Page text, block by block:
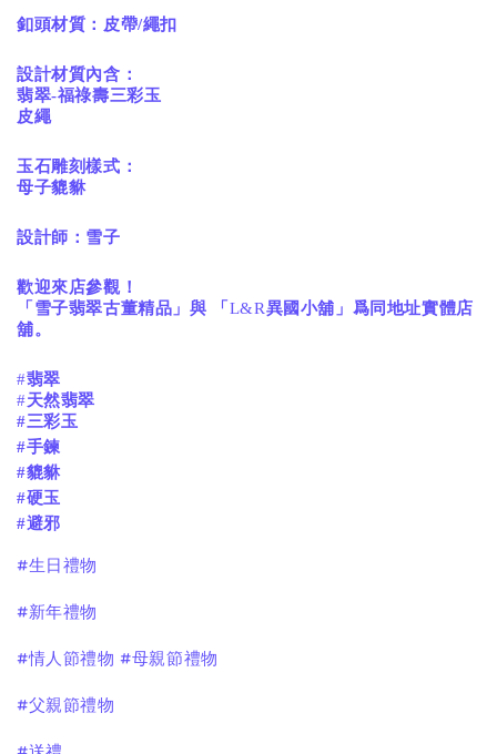
釦頭材質：皮帶/繩扣
設計材質內含：
翡翠-福祿壽三彩玉
皮繩
玉石雕刻樣式：
母子貔貅
設計師：雪子
歡迎來店參觀！
「雪子翡翠古董精品」與
「 L&R異國小舖」爲同地址實體店
舖。
#翡翠
#天然翡翠
#三彩玉
#手鍊
#貔貅
#硬玉
#避邪
#生日禮物
#新年禮物
#情人節禮物 #母親節禮物
#父親節禮物